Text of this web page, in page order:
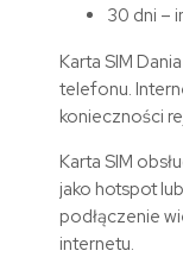
30 dni –
Karta SIM Dania
telefonu.
konieczności
Karta SIM
jako hotspot
podłączenie
internetu.